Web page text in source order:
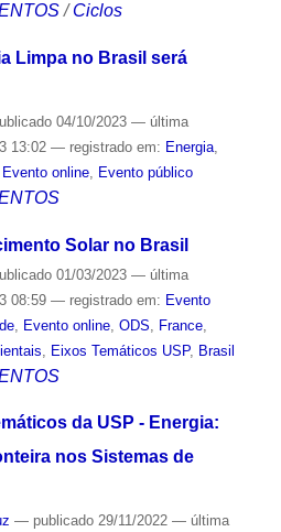
/Ciclos
Limpa no Brasil será
04/10/2023 — última
13:02 — registrado em: Energia,
Evento online, Evento público
Solar no Brasil
01/03/2023 — última
08:59 — registrado em: Evento
, Evento online, ODS France,
Eixos Temáticos USP, Brasil
da USP - Energia:
nos Sistemas de
— publicado29/11/2022 — última